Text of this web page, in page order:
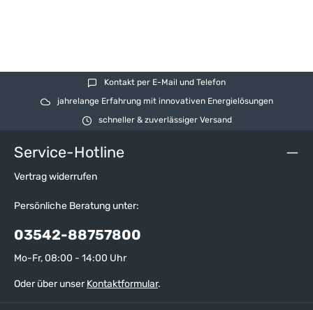
Kontakt per E-Mail und Telefon
jahrelange Erfahrung mit innovativen Energielösungen
schneller & zuverlässiger Versand
Service-Hotline
Vertrag widerrufen
Persönliche Beratung unter:
03542-88757800
Mo-Fr, 08:00 - 14:00 Uhr
Oder über unserKontaktformular.